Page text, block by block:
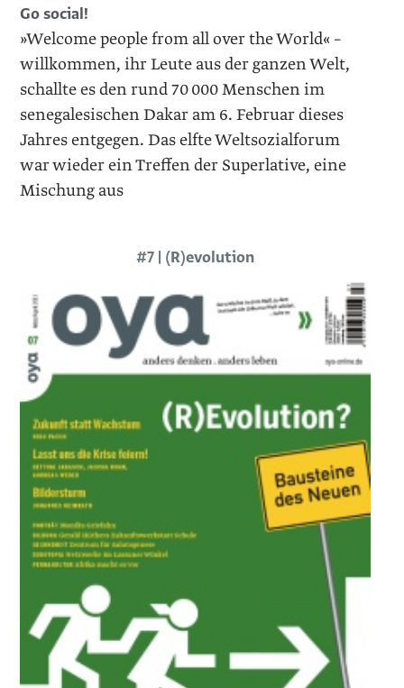
Go social!
»Welcome people from all over the World« –
willkommen, ihr Leute aus der ganzen Welt,
schallte es den rund 70 000 Menschen im
senegalesischen Dakar am 6. Februar dieses
Jahres entgegen. Das elfte Weltsozialforum
war wieder ein Treffen der Superlative, eine
Mischung aus
#7 | (R)evolution